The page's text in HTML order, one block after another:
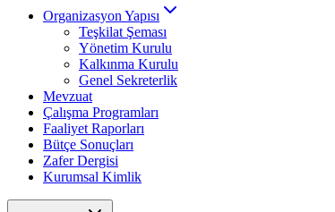
Organizasyon Yapısı
Teşkilat Şeması
Yönetim Kurulu
Kalkınma Kurulu
Genel Sekreterlik
Mevzuat
Çalışma Programları
Faaliyet Raporları
Bütçe Sonuçları
Zafer Dergisi
Kurumsal Kimlik